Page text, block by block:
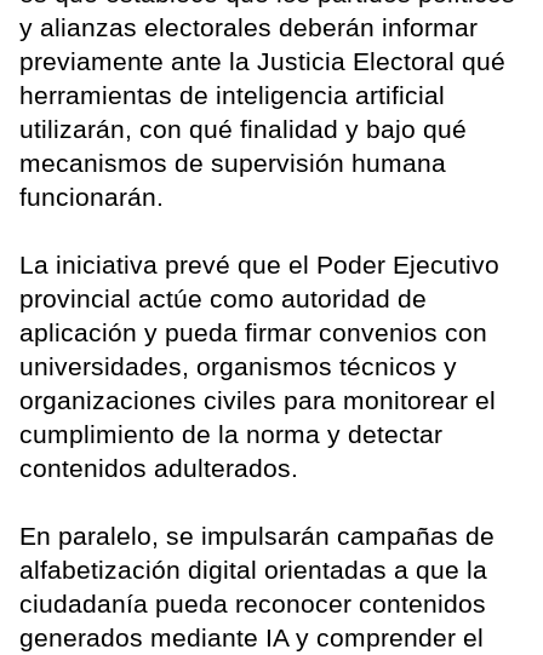
y alianzas electorales deberán informar
previamente ante la Justicia Electoral qué
herramientas de inteligencia artificial
utilizarán, con qué finalidad y bajo qué
mecanismos de supervisión humana
funcionarán.
La iniciativa prevé que el Poder Ejecutivo
provincial actúe como autoridad de
aplicación y pueda firmar convenios con
universidades, organismos técnicos y
organizaciones civiles para monitorear el
cumplimiento de la norma y detectar
contenidos adulterados.
En paralelo, se impulsarán campañas de
alfabetización digital orientadas a que la
ciudadanía pueda reconocer contenidos
generados mediante IA y comprender el